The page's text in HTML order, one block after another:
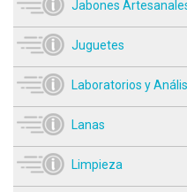
Jabones
Juguetes
Laboratorios y
Lanas
Limpieza